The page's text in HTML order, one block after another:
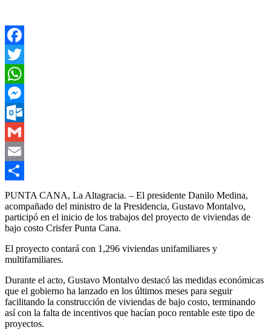
Facebook
Twitter
WhatsApp
Messenger
Outlook.com
Gmail
Email
Compartir
PUNTA CANA, La Altagracia. – El presidente Danilo Medina,
acompañado del ministro de la Presidencia, Gustavo Montalvo,
participó en el inicio de los trabajos del proyecto de viviendas de
bajo costo Crisfer Punta Cana.
El proyecto contará con 1,296 viviendas unifamiliares y
multifamiliares.
Durante el acto, Gustavo Montalvo destacó las medidas económicas
que el gobierno ha lanzado en los últimos meses para seguir
facilitando la construcción de viviendas de bajo costo, terminando
así con la falta de incentivos que hacían poco rentable este tipo de
proyectos.